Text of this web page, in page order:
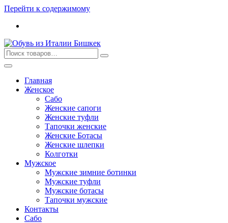
Перейти к содержимому
Главная
Женское
Сабо
Женские сапоги
Женские туфли
Тапочки женские
Женские Ботасы
Женские шлепки
Колготки
Мужское
Мужские зимние ботинки
Мужские туфли
Мужские ботасы
Тапочки мужские
Контакты
Сабо